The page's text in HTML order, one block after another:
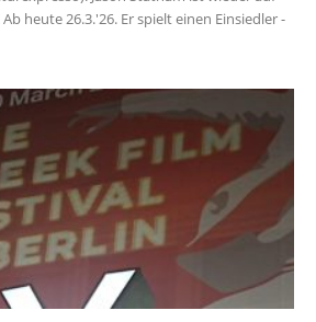
heute 26.3.'26. Er spielt einen Einsiedler -